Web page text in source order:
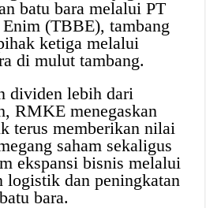
batu bara melalui PT
(TBBE), tambang
ketiga melalui
di mulut tambang.
dividen lebih dari
RMKE menegaskan
terus memberikan nilai
saham sekaligus
ekspansi bisnis melalui
logistik dan peningkatan
bara.